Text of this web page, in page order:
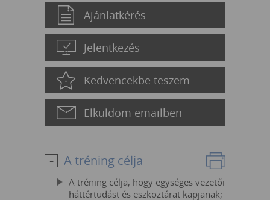
Ajánlatkérés
Jelentkezés
Kedvencekbe teszem
Elküldöm emailben
A tréning célja
A tréning célja, hogy egységes vezetői
háttértudást és eszköztárat kapjanak;